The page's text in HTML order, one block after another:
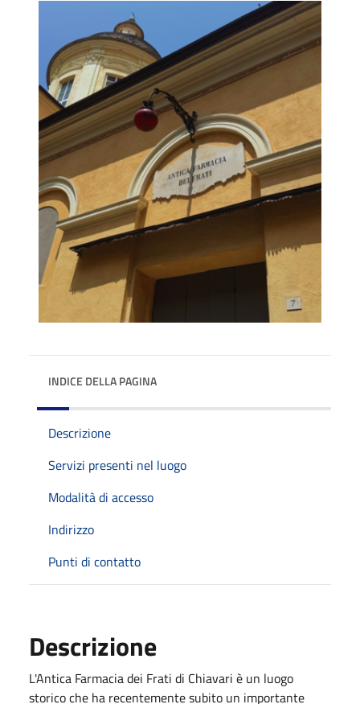
INDICE DELLA PAGINA
Descrizione
Servizi presenti nel luogo
Modalità di accesso
Indirizzo
Punti di contatto
Descrizione
L'Antica Farmacia dei Frati di Chiavari è un luogo
storico che ha recentemente subito un importante